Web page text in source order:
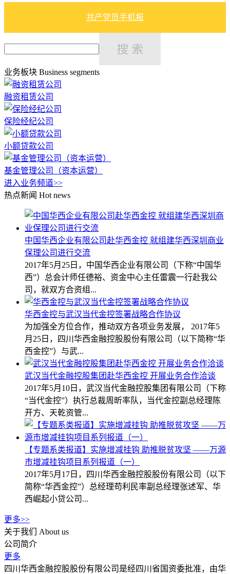
共产党员手机报
业务板块 Business segments
融资租赁公司
保险经纪公司
小额贷款公司
基金管理公司（资本运营）
进入业务频道>>
热点新闻 Hot news
中国华西企业有限公司赴华西金控 就组建华西深圳商业
保理公司进行交流
2017年5月25日，中国华西企业有限公司（下称“中国华
西”）总会计师任德裕、资金中心主任雷震一行赴我公
司，就双方合资组...
华西金控与武汉当代金控签署战略合作协议
为加强全方位合作，推动双方各项业务发展， 2017年5
月25日，四川华西金融控股股份有限公司（以下简称“华
西金控”）与武...
武汉当代金融控股集团赴华西金控 开展业务合作洽谈
2017年5月10日，武汉当代金融控股集团有限公司（下称
“当代金控”）执行总裁周昕率队，当代金控副总经理陈
开方、天乾资管...
【专题系类报道】实施增减挂钩 助推脱贫攻坚 ——万源
市增减挂钩项目系列报道（一）
2017年5月17日，四川华西金融控股股份有限公司（以下
简称“华西金控”）总经理苟利民率副总经理张述军、华
西崛起小贷公司...
更多>>
关于我们
About us
公司简介
更多
四川华西金融控股股份有限公司是经四川省国资委批准，由华